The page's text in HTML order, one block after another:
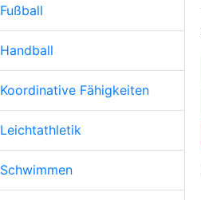
Fußball
Handball
Koordinative Fähigkeiten
Leichtathletik
Schwimmen